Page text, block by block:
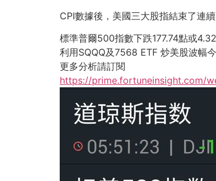
CPI數據後，美國三大股指結束了連
標準普爾500指數下跌177.74點或
利用SQQQ及7568 ETF 炒美股波幅
更多分析請訂閱
https://prime.fortuneinsight.com/